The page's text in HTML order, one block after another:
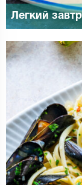
Легкий